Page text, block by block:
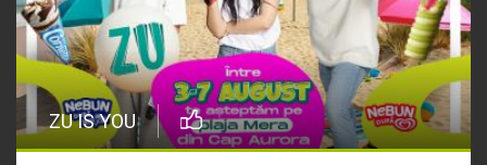
ZU IS YOU